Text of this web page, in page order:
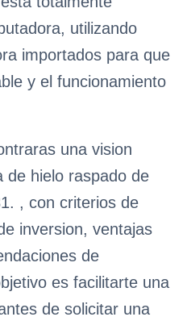
utilizando
importados para que
y el funcionamiento
una vision
de hielo raspado de
, con criterios de
inversion, ventajas
de
es facilitarte una
de solicitar una